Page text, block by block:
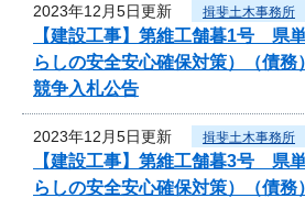
2023年12月5日更新 揖斐土木事務所
【建設工事】第維工舗暮1号 県
らしの安全安心確保対策）（債務
競争入札公告
2023年12月5日更新 揖斐土木事務所
【建設工事】第維工舗暮3号 県
らしの安全安心確保対策）（債務